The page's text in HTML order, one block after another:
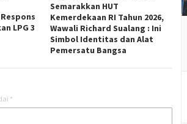
LPG 3
Semarakkan HUT
Kemerdekaan RI Tahun 2026,
Wawali Richard Sualang : Ini
Simbol Identitas dan Alat
Pemersatu Bangsa
*